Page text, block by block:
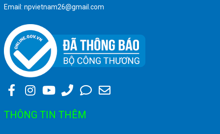
Email: npvietnam26@gmail.com
THÔNG TIN THÊM